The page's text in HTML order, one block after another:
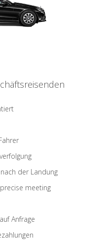
der Landung
meeting
Anfrage